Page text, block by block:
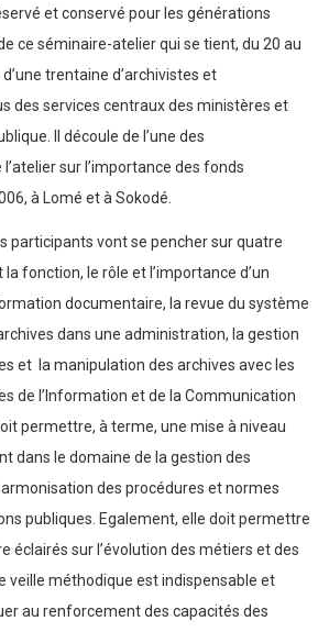
et conservé pour les générations
ce séminaire-atelier qui se tient, du 20 au
trentaine d’archivistes et
des services centraux des ministères et
Il découle de l’une des
sur l’importance des fonds
à Lomé et à Sokodé.
participants vont se pencher sur quatre
fonction, le rôle et l’importance d’un
documentaire, la revue du système
dans une administration, la gestion
et la manipulation des archives avec les
de l’Information et de la Communication
permettre, à terme, une mise à niveau
dans le domaine de la gestion des
des procédures et normes
publiques. Egalement, elle doit permettre
éclairés sur l’évolution des métiers et des
veille méthodique est indispensable et
au renforcement des capacités des